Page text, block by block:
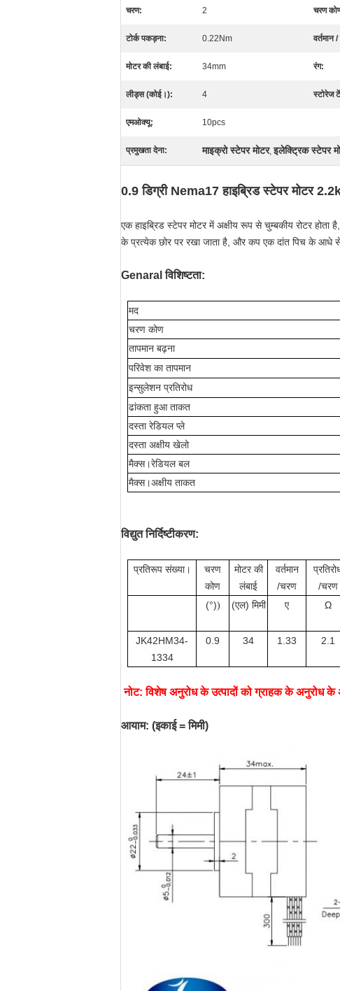
चरण: 2 चरण
टोर्क पकड़ना: 0.22Nm वर्तमान
मोटर की लंबाई: 34mm रंग:
लीड्स (कोई।): 4 स्टोरेज
एमओक्यू: 10pcs
प्रमुखता देना: माइक्रो स्टेपर मोटर,इलेक्ट्रिक स्टेपर
0.9 डिग्री Nema17 हाइब्रिड स्टेपर मोटर
एक हाइब्रिड स्टेपर मोटर में अक्षीय रूप से चुम्बकीय रोटर
के प्रत्येक छोर पर रखा जाता है, और कप एक दांत पिच के आधे
Genaral विशिष्टता:
मद
चरण कोण
तापमान बढ़ना
परिवेश का तापमान
इन्सुलेशन प्रतिरोध
ढांकता हुआ ताकत
दस्ता रेडियल प्ले
दस्ता अक्षीय खेलो
मैक्स।रेडियल बल
मैक्स।अक्षीय ताकत
विद्युत निर्दिष्टीकरण:
प्रतिरूप संख्या।
चरण
कोण
मोटर की
लंबाई
वर्तमान
/चरण
/चरण
(°)) (एल) मिमी ए Ω
JK42HM34-
1334
0.9 34 1.33 2.1
नोट: विशेष अनुरोध के उत्पादों को ग्राहक के अनुरोध के
आयाम: (इकाई = मिमी)